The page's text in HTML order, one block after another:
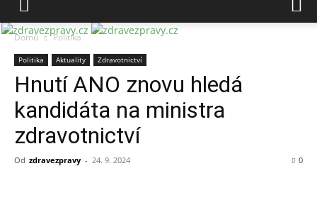
Domů Politika
Politika Aktuality Zdravotnictví
Hnutí ANO znovu hledá
kandidáta na ministra
zdravotnictví
Od zdravezpravy - 24. 9. 2024 0